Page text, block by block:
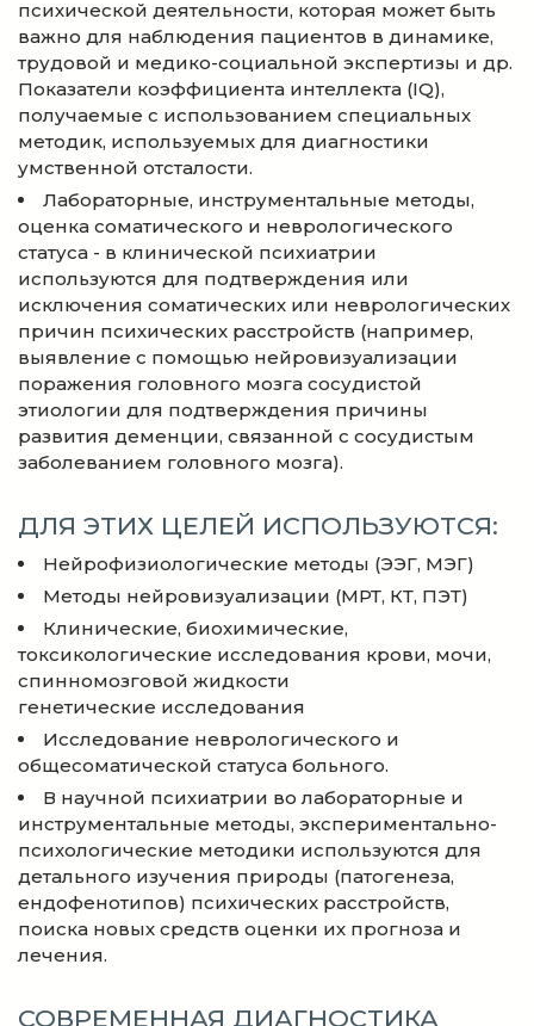
психической деятельности, которая может быть
важно для наблюдения пациентов в динамике,
трудовой и медико-социальной экспертизы и др.
Показатели коэффициента интеллекта (IQ),
получаемые с использованием специальных
методик, используемых для диагностики
умственной отсталости.
Лабораторные, инструментальные методы,
оценка соматического и неврологического
статуса - в клинической психиатрии
используются для подтверждения или
исключения соматических или неврологических
причин психических расстройств (например,
выявление с помощью нейровизуализации
поражения головного мозга сосудистой
этиологии для подтверждения причины
развития деменции, связанной с сосудистым
заболеванием головного мозга).
ДЛЯ ЭТИХ ЦЕЛЕЙ ИСПОЛЬЗУЮТСЯ:
Нейрофизиологические методы (ЭЭГ, МЭГ)
Методы нейровизуализации (МРТ, КТ, ПЭТ)
Клинические, биохимические,
токсикологические исследования крови, мочи,
спинномозговой жидкости
генетические исследования
Исследование неврологического и
общесоматической статуса больного.
В научной психиатрии во лабораторные и
инструментальные методы, экспериментально-
психологические методики используются для
детального изучения природы (патогенеза,
ендофенотипов) психических расстройств,
поиска новых средств оценки их прогноза и
лечения.
СОВРЕМЕННАЯ ДИАГНОСТИКА